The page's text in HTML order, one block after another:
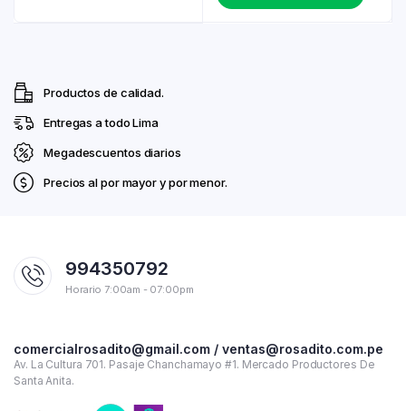
Productos de calidad.
Entregas a todo Lima
Megadescuentos diarios
Precios al por mayor y por menor.
994350792
Horario 7:00am - 07:00pm
comercialrosadito@gmail.com / ventas@rosadito.com.pe
Av. La Cultura 701. Pasaje Chanchamayo #1. Mercado Productores De
Santa Anita.